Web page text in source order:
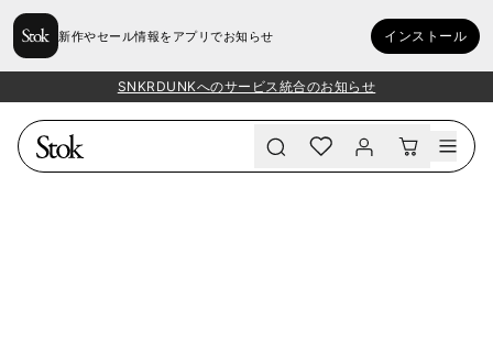
新作やセール情報をアプリでお知らせ インストール
SNKRDUNKへのサービス統合のお知らせ